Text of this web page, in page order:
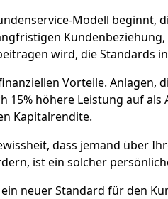
Modell beginnt,
wird, die Standards
Vorteile. Anlagen,
höhere Leistung auf
Kapitalrendite.
dass jemand über
ist ein solcher
neuer Standard für den